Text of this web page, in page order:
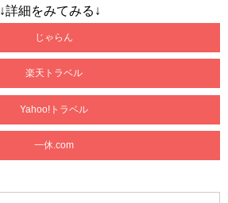
↓詳細をみてみる↓
じゃらん
楽天トラベル
Yahoo!トラベル
一休.com